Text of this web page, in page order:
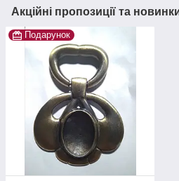
Акційні пропозиції та
Подарунок